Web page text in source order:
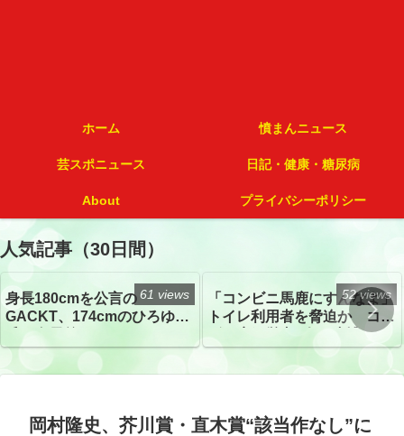
ホーム 憤まんニュース
芸スポニュース 日記・健康・糖尿病
About プライバシーポリシー
人気記事（30日間）
身長180cmを公言の
GACKT、174cmのひろゆき
トざわつき イベントでの写
真が話題
61 views
「コンビニ馬鹿にすんなよ」
トイレ利用者を脅迫か コン
52 views
岡村隆史、芥川賞・直木賞“該当作なし”に